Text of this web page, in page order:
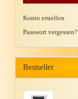
Konto erstellen
Passwort vergessen?
Bestseller